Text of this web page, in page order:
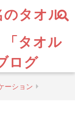
のタオル
タオル
ログ
ーション